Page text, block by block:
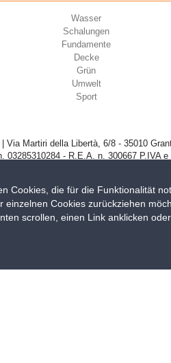
Wasser
Schalungen
Fundamente
Decke
Grün
Umwelt
Sport
| Via Martiri della Libertà, 6/8 - 35010
03285310284 - R.E.A. n. 300667 P.IVA
Cookies, die für die Funktionalität
Cookies zurückziehen
scrollen, einen Link anklicken